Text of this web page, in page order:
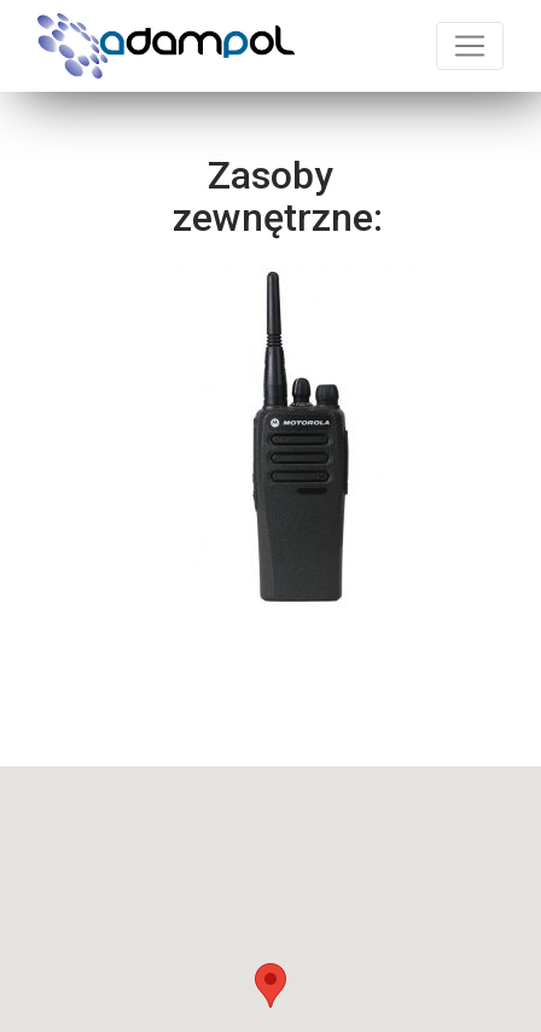
Zasoby
zewnętrzne: